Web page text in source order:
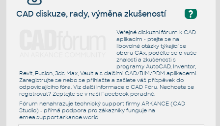
?
CAD diskuze, rady, výměna zkušeností
Veřejné diskuzní fórum k CAD
aplikacím - ptejte se na
libovolné otázky týkající se
oboru CAx, podělte se o vaše
znalosti a zkušenosti s
programy AutoCAD, Inventor,
Revit, Fusion, 3ds Max, Vault a s dalšími CAD/BIM/PDM aplikacemi.
Zaregistrujte se nebo se přihlašte a zašlete váš příspěvek do
odpovídajícího fóra. Viz další informace o CAD Fóru. Nechcete se
registrovat? Zeptejte se v naší Facebook poradně.
Fórum nenahrazuje technický support firmy ARKANCE (CAD
Studio) - přímá podpora pro zákazníky funguje na
emea.support.arkance.world